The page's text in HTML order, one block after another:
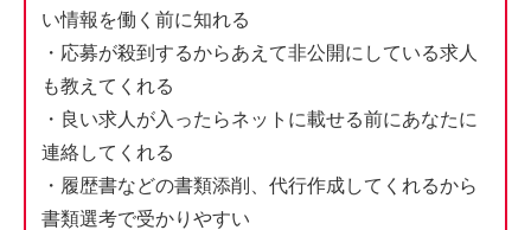
い情報を働く前に知れる
・応募が殺到するからあえて非公開にしている求人
も教えてくれる
・良い求人が入ったらネットに載せる前にあなたに
連絡してくれる
・履歴書などの書類添削、代行作成してくれるから
書類選考で受かりやすい